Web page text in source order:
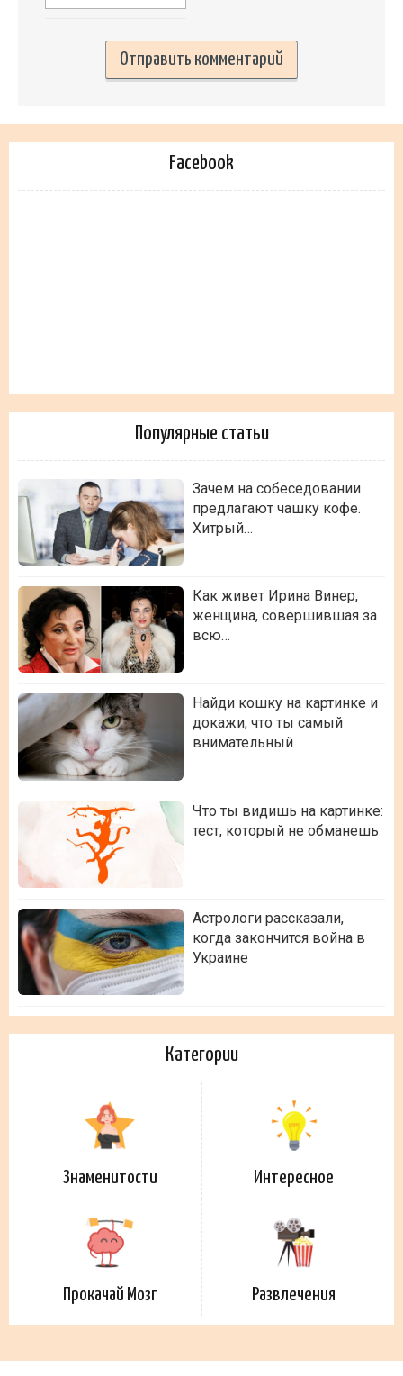
Facebook
Популярные статьи
Зачем на собеседовании
предлагают чашку кофе.
Хитрый…
Как живет Ирина Винер,
женщина, совершившая за
всю…
Найди кошку на картинке и
докажи, что ты самый
внимательный
Что ты видишь на картинке:
тест, который не обманешь
Астрологи рассказали,
когда закончится война в
Украине
Категории
Знаменитости Интересное
Прокачай Мозг Развлечения